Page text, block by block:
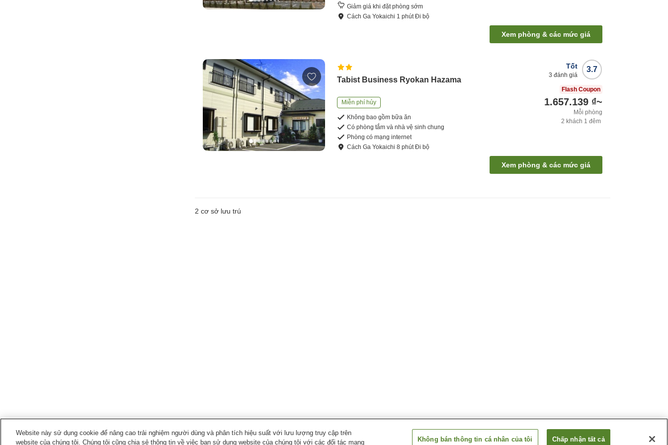
Giảm giá khi đặt phòng sớm
CáchGa Yokaichi 1 phútĐi bộ
Xem phòng & các mức giá
Tabist Business Ryokan Hazama
Miễn phí hủy
Không bao gồm bữa ăn
Có phòng tắm và nhà vệ sinh chung
Phòng có mạng internet
CáchGa Yokaichi8 phútĐi bộ
3.7
Tốt
3 đánh giá
Flash Coupon
1.657.139 ₫~
Mỗi phòng
2 khách 1 đêm
Xem phòng & các mức giá
2 cơ sở lưu trú
Website này sử dụng cookie để nâng cao trải nghiệm người dùng và phân tích hiệu suất với lưu lượng truy cập trên
website của chúng tôi. Chúng tôi cũng chia sẻ thông tin về việc bạn sử dụng website của chúng tôi với các đối tác mạng
Không bán thông tin cá nhân của tôi Chấp nhận tất cả